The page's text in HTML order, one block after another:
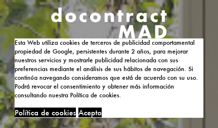
Esta Web utiliza cookies de terceros de publicidad comportamental
propiedad de Google, persistentes durante 2 años, para mejorar
nuestros servicios y mostrarle publicidad relacionada con sus
preferencias mediante el análisis de sus hábitos de navegación. Si
continúa navegando consideramos que está de acuerdo con su uso.
Podrá revocar el consentimiento y obtener más información
consultando nuestra Política de cookies.
Política de cookies Acepto